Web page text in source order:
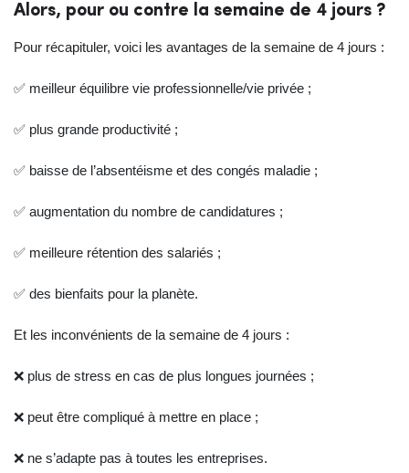
Alors, pour ou contre la semaine de 4 jours ?
Pour récapituler, voici les avantages de la semaine de 4 jours :
✅ meilleur équilibre vie professionnelle/vie privée ;
✅ plus grande productivité ;
✅ baisse de l’absentéisme et des congés maladie ;
✅ augmentation du nombre de candidatures ;
✅ meilleure rétention des salariés ;
✅ des bienfaits pour la planète.
Et les inconvénients de la semaine de 4 jours :
❌ plus de stress en cas de plus longues journées ;
❌ peut être compliqué à mettre en place ;
❌ ne s’adapte pas à toutes les entreprises.